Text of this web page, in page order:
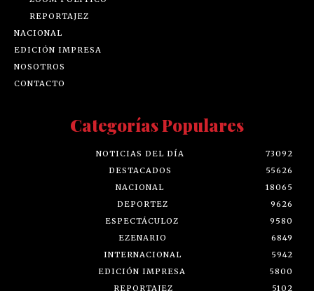
REPORTAJEZ
NACIONAL
EDICIÓN IMPRESA
NOSOTROS
CONTACTO
Categorías Populares
NOTICIAS DEL DÍA
73092
DESTACADOS
55626
NACIONAL
18065
DEPORTEZ
9626
ESPECTÁCULOZ
9580
EZENARIO
6849
INTERNACIONAL
5942
EDICIÓN IMPRESA
5800
REPORTAJEZ
5102